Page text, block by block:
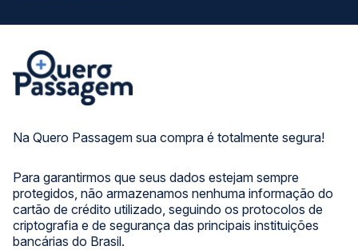
Na Quero Passagem sua compra é totalmente segura!
Para garantirmos que seus dados estejam sempre
protegidos, não armazenamos nenhuma informação do
cartão de crédito utilizado, seguindo os protocolos de
criptografia e de segurança das principais instituições
bancárias do Brasil.